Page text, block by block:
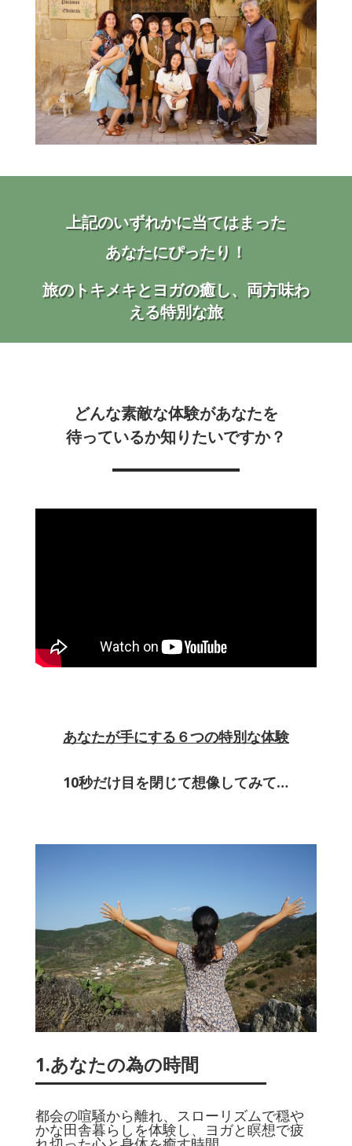
上記のいずれかに当てはまった
あなたにぴったり！
旅のトキメキとヨガの癒し、両方味わ
える特別な旅
どんな素敵な体験があなたを
待っているか知りたいですか？
あなたが手にする６つの特別な体験
10秒だけ目を閉じて想像してみて…
1.あなたの為の時間
都会の喧騒から離れ、スローリズムで穏や
かな田舎暮らしを体験し、 ヨガと瞑想で疲